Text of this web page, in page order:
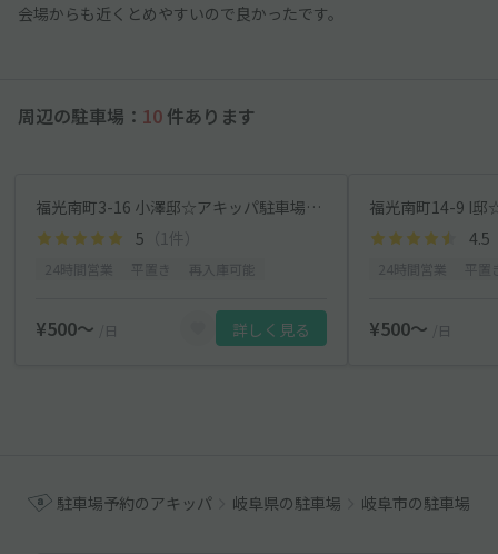
会場からも近くとめやすいので良かったです。
周辺の駐車場： 10 件あります
福光南町3-16 小澤邸☆アキッパ駐車場【3】
5 （1件）
¥500〜 /日 詳しく見る
福光南町14-9 I
4.5
¥500〜 /日
駐車場予約のアキッパ 岐阜県の駐車場 岐阜市の駐車場